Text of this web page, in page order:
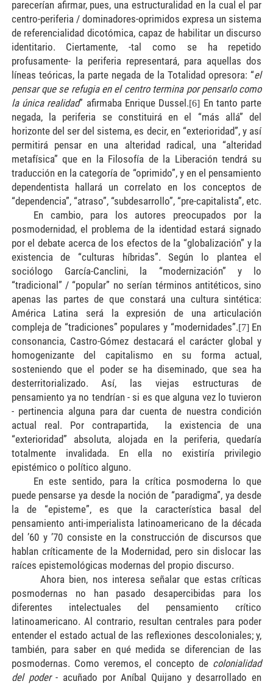
parecerían afirmar, pues, una estructuralidad en la cual el par
centro-periferia / dominadores-oprimidos expresa un sistema
de referencialidad dicotómica, capaz de habilitar un discurso
identitario. Ciertamente, -tal como se ha repetido
profusamente- la periferia representará, para aquellas dos
líneas teóricas, la parte negada de la Totalidad opresora: “el
pensar que se refugia en el centro termina por pensarlo como
la única realidad” afirmaba Enrique Dussel.[6] En tanto parte
negada, la periferia se constituirá en el “más allá” del
horizonte del ser del sistema, es decir, en “exterioridad”, y así
permitirá pensar en una alteridad radical, una “alteridad
metafísica” que en la Filosofía de la Liberación tendrá su
traducción en la categoría de “oprimido”, y en el pensamiento
dependentista hallará un correlato en los conceptos de
“dependencia”, “atraso”, “subdesarrollo”, “pre-capitalista”, etc.
En cambio, para los autores preocupados por la
posmodernidad, el problema de la identidad estará signado
por el debate acerca de los efectos de la “globalización” y la
existencia de “culturas híbridas”. Según lo plantea el
sociólogo García-Canclini, la “modernización” y lo
“tradicional” / “popular” no serían términos antitéticos, sino
apenas las partes de que constará una cultura sintética:
América Latina será la expresión de una articulación
compleja de “tradiciones” populares y “modernidades”.[7]En
consonancia, Castro-Gómez destacará el carácter global y
homogenizante del capitalismo en su forma actual,
sosteniendo que el poder se ha diseminado, que sea ha
desterritorializado. Así, las viejas estructuras de
pensamiento ya no tendrían - si es que alguna vez lo tuvieron
- pertinencia alguna para dar cuenta de nuestra condición
actual real. Por contrapartida,
la existencia de una
“exterioridad” absoluta, alojada en la periferia, quedaría
totalmente invalidada. En ella no existiría privilegio
epistémico o político alguno.
En este sentido, para la crítica posmoderna lo que
puede pensarse ya desde la noción de “paradigma”, ya desde
la de “episteme”, es que la característica basal del
pensamiento anti-imperialista latinoamericano de la década
del ’60 y ’70 consiste en la construcción de discursos que
hablan críticamente de la Modernidad, pero sin dislocar las
raíces epistemológicas modernas del propio discurso.
Ahora bien, nos interesa señalar que estas críticas
posmodernas no han pasado desapercibidas para los
diferentes intelectuales del pensamiento crítico
latinoamericano. Al contrario, resultan centrales para poder
entender el estado actual de las reflexiones descoloniales; y,
también, para saber en qué medida se diferencian de las
posmodernas. Como veremos, el concepto de colonialidad
del poder- acuñado por Aníbal Quijano y desarrollado en